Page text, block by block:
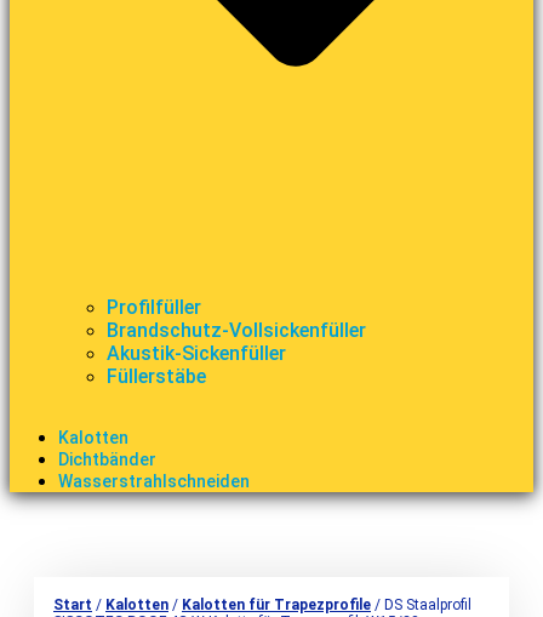
Profilfüller
Brandschutz-Vollsickenfüller
Akustik-Sickenfüller
Füllerstäbe
Kalotten
Dichtbänder
Wasserstrahlschneiden
Start / Kalotten / Kalotten für Trapezprofile / DS Staalprofil